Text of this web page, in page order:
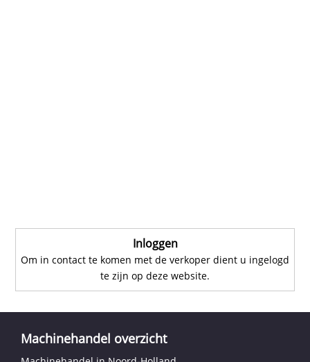
Inloggen
Om in contact te komen met de verkoper dient u ingelogd
te zijn op deze website.
Machinehandel overzicht